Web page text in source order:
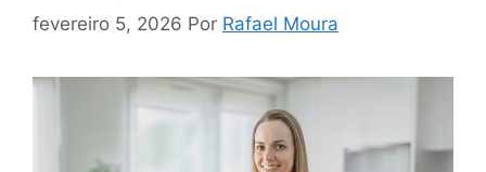
fevereiro 5, 2026 Por Rafael Moura